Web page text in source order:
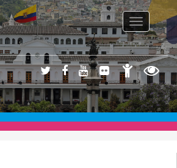
Toggle